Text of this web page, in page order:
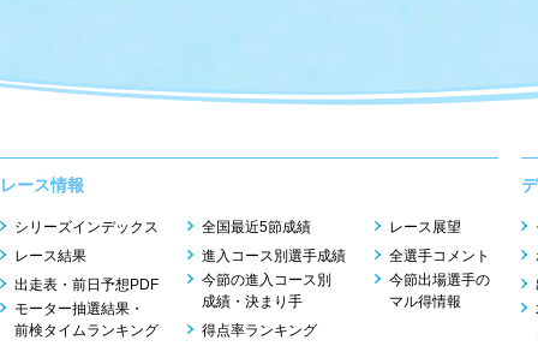
レース情報
シリーズインデックス
レース結果
出走表・前日予想PDF
モーター抽選結果・
前検タイムランキング
全国最近5節成績
進入コース別選手成績
今節の進入コース別
成績・決まり手
得点率ランキング
レース展望
全選手コメント
今節出場選手の
マル得情報